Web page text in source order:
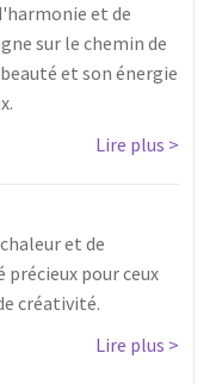
et de
sur le chemin de
et son énergie
Lire plus
et de
pour ceux
créativité.
Lire plus